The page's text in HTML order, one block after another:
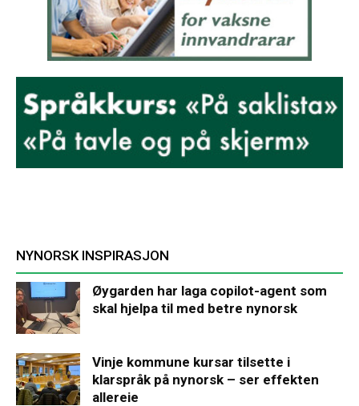
NYNORSK INSPIRASJON
Øygarden har laga copilot-agent som
skal hjelpa til med betre nynorsk
Vinje kommune kursar tilsette i
klarspråk på nynorsk – ser effekten
allereie